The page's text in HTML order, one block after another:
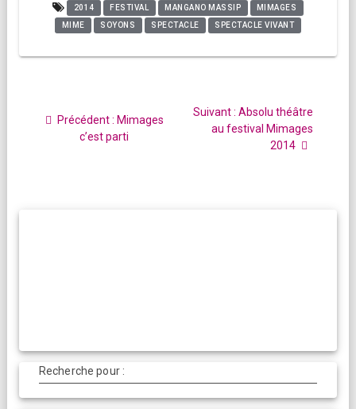
2014 FESTIVAL MANGANO MASSIP
MIMAGES
MIME
SOYONS SPECTACLE SPECTACLE VIVANT
Précédent : Article
précédent
Mimages
c’est parti
Suivant : Article
suivant
Absolu théâtre
au festival Mimages
2014
Recherche pour :